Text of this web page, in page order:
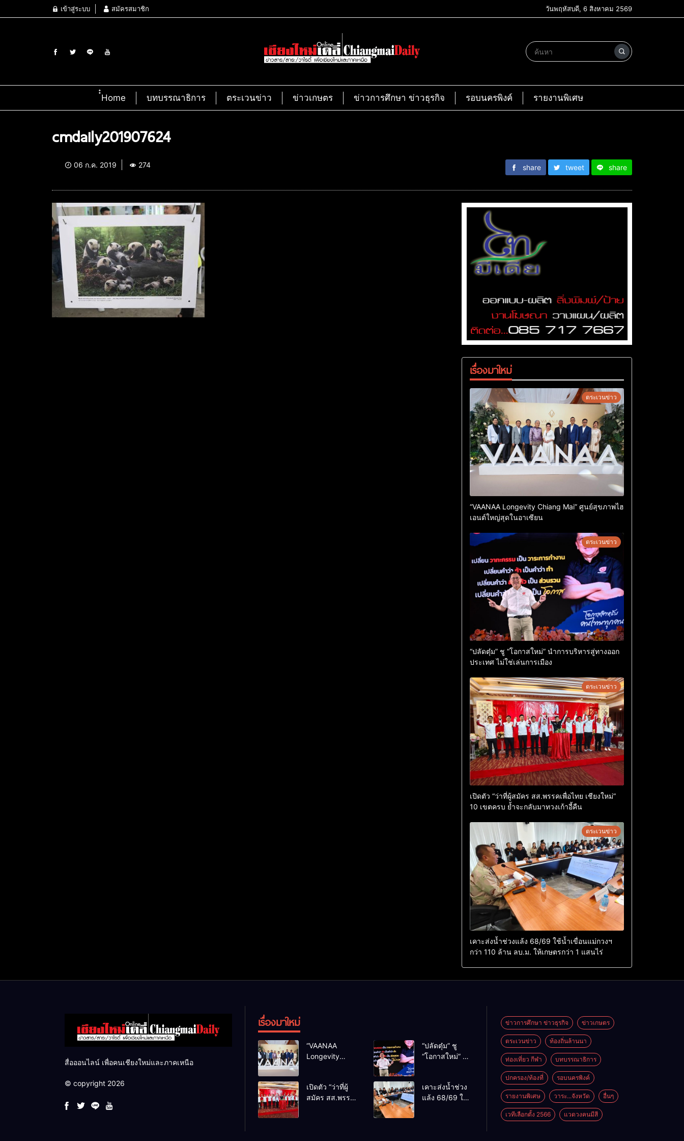
เข้าสู่ระบบ สมัครสมาชิก วันพฤหัสบดี, 6 สิงหาคม 2569
๋๋Home บทบรรณาธิการ ตระเวนข่าว ข่าวเกษตร ข่าวการศึกษา ข่าวธุรกิจ รอบนครพิงค์ รายงานพิเศษ
cmdaily201907624
06 ก.ค. 2019 274 share tweet share
เรื่องมาใหม่
ตระเวนข่าว
“VAANAA Longevity Chiang Mai” ศูนย์สุขภาพไฮ
เอนต์ใหญ่สุดในอาเซียน
ตระเวนข่าว
“ปลัดตุ๋ม” ชู “โอกาสใหม่” นำการบริหารสู่ทางออก
ประเทศ ไม่ใช่เล่นการเมือง
ตระเวนข่าว
เปิดตัว “ว่าที่ผู้สมัคร สส.พรรคเพื่อไทย เชียงใหม่”
10 เขตครบ ย้ำจะกลับมาทวงเก้าอี้คืน
ตระเวนข่าว
เคาะส่งน้ำช่วงแล้ง 68/69 ใช้น้ำเขื่อนแม่กวงฯ
กว่า 110 ล้าน ลบ.ม. ให้เกษตรกว่า 1 แสนไร่
สื่อออนไลน์ เพื่อคนเชียงใหม่และภาคเหนือ
© copyright 2026
เรื่องมาใหม่
“VAANAA
Longevity
เอนต์ใหญ่สุดใน
อาเซียน
“ปลัดตุ๋ม” ชู
“โอกาสใหม่” นำ
ไม่ใช่เล่น
การเมือง
เปิดตัว “ว่าที่ผู้
สมัคร สส.พรรค
เคาะส่งน้ำช่วง
แล้ง 68/69 ใช้
ข่าวการศึกษา ข่าวธุรกิจ ข่าวเกษตร
ตระเวนข่าว ท้องถิ่นล้านนา
ท่องเที่ยว กีฬา บทบรรณาธิการ
ปกครอง/ท้องที่ รอบนครพิงค์
รายงานพิเศษ วาระ...จังหวัด อื่นๆ
เวทีเลือกตั้ง 2566 แวดวงคนมีสี